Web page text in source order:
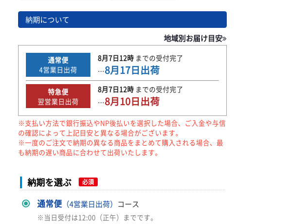
納期について
地域別お届け目安
通常便
4営業日出荷
8月7日12時までの受付完了
…8月17日出荷
特急便
翌営業日出荷
8月7日12時までの受付完了
…8月10日出荷
※支払い方法で銀行振込やNP後払いを選択した場合、ご入金や与信
の確認によって上記目安と異なる場合がございます。
※一度のご注文で納期の異なる商品をまとめて購入される場合、最
も納期の遅い商品に合わせて出荷いたします。
納期を選ぶ 必須
通常便（4営業日出荷） コース
※当日受付は12:00（正午）までです。